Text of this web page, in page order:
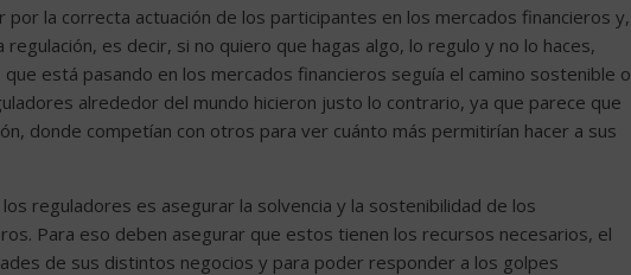
por la correcta actuación de los participantes en los mercados financieros y,
es decir, si no quiero que hagas algo, lo regulo y no lo haces,
está pasando en los mercados financieros seguía el camino sostenible o
alrededor del mundo hicieron justo lo contrario, ya que parece que
donde competían con otros para ver cuánto más permitirían hacer a sus
reguladores es asegurar la solvencia y la sostenibilidad de los
Para eso deben asegurar que estos tienen los recursos necesarios, el
de sus distintos negocios y para poder responder a los golpes